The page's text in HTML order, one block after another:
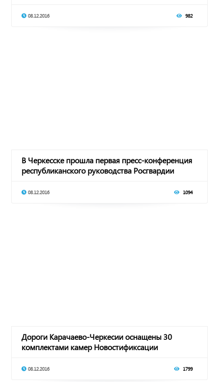
08.12.2016 982
В Черкесске прошла первая пресс-конференция
республиканского руководства Росгвардии
08.12.2016 1094
Дороги Карачаево-Черкесии оснащены 30
комплектами камер Новостификсации
08.12.2016 1799